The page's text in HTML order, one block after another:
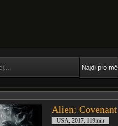
Najdi pro mě
Alien: Covenant
USA, 2017, 119min